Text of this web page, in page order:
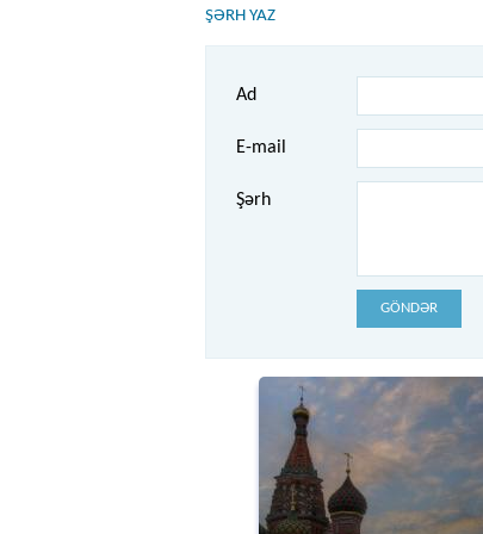
ŞƏRH YAZ
Ad
E-mail
Şərh
GÖNDƏR